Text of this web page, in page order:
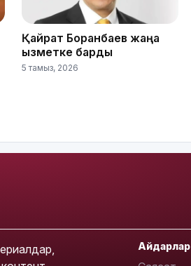
Қайрат Боранбаев жаңа
қызметке барды
5 тамыз, 2026
Айдарлар